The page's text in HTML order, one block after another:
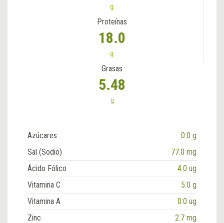
g
Proteínas
18.0
g
Grasas
5.48
g
Azúcares
0.0 g
Sal (Sodio)
77.0 mg
Ácido Fólico
4.0 ug
Vitamina C
5.0 g
Vitamina A
0.0 ug
Zinc
2.7 mg